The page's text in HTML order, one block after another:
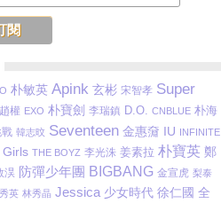
朴敏英 Apink 玄彬 宋智孝 Super
權 EXO 朴寶劍 李瑞鎮 D.O. CNBLUE 朴海
韓志旼 Seventeen 金惠奫 IU INFINITE
THE BOYZ 李光洙 姜素拉 朴寶英 鄭
淏 防彈少年團 BIGBANG 金宣虎 梨泰
英 林秀晶 Jessica 少女時代 徐仁國 全